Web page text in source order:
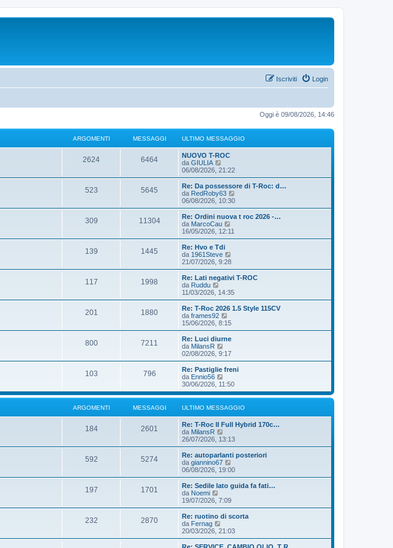
Login
Iscriviti
Oggi è 09/08/2026, 14:46
ARGOMENTI MESSAGGI ULTIMO MESSAGGIO
2624 6464
NUOVO T-ROC
da GIULIA
e
d
i
u
l
m
o
m
s
s
a
g
g
o
06/08/2026, 21:22
523 5645
Re: Da possessore di T-Roc: d…
da RedRoby63
d
i
s
g
g
06/08/2026, 10:30
309 11304
Re: Ordini nuova t roc 2026 -…
da MarcoCau
e
d
l
m
o
m
s
a
g
g
16/05/2026, 12:11
139 1445
Re: Hvo e Tdi
da 1961Steve
d
i
l
i
m
g
g
o
21/07/2026, 9:28
117 1998
Re: Lati negativi T-ROC
da Ruddu
e
d
i
u
l
m
o
m
s
s
a
g
i
o
11/03/2026, 14:35
201 1880
Re: T-Roc 2026 1.5 Style 115CV
da frames92
e
d
i
l
m
o
m
e
s
a
g
i
o
15/06/2026, 8:15
800 7211
Re: Luci diurne
da MilansR
e
d
i
l
i
m
o
m
e
s
a
g
g
i
o
02/08/2026, 9:17
103 796
Re: Pastiglie freni
da Ennio56
e
d
i
u
i
o
m
e
s
s
a
g
i
o
30/06/2026, 11:50
ARGOMENTI MESSAGGI ULTIMO MESSAGGIO
184 2601
Re: T-Roc II Full Hybrid 170c…
da MilansR
e
d
i
u
l
m
o
m
s
a
g
26/07/2026, 13:13
592 5274
Re: autoparlanti posteriori
da giannino67
e
d
i
u
m
o
m
06/08/2026, 19:00
197 1701
Re: Sedile lato guida fa fati…
da Noemi
e
d
u
l
i
19/07/2026, 7:09
232 2870
Re: ruotino di scorta
da Fernag
e
d
i
20/03/2026, 21:03